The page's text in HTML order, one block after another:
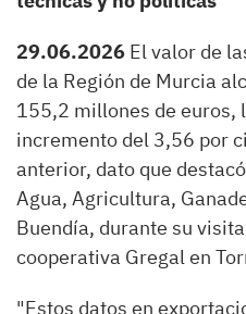
29.06.2026 El valor de
de la Región de Murcia
155,2 millones de euros,
incremento del 3,56 por
anterior, dato que
Agua, Agricultura,
Buendía, durante su
cooperativa Gregal en
"Estos datos en